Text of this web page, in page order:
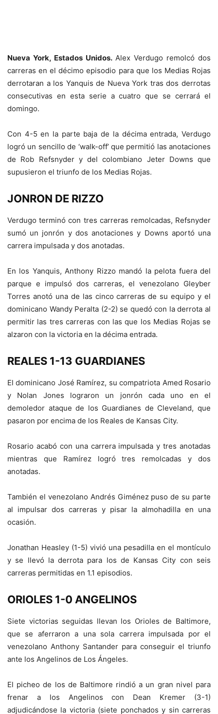
Nueva York, Estados Unidos. Alex Verdugo remolcó dos
carreras en el décimo episodio para que los Medias Rojas
derrotaran a los Yanquis de Nueva York tras dos derrotas
consecutivas en esta serie a cuatro que se cerrará el
domingo.
Con 4-5 en la parte baja de la décima entrada, Verdugo
logró un sencillo de ‘walk-off’ que permitió las anotaciones
de Rob Refsnyder y del colombiano Jeter Downs que
supusieron el triunfo de los Medias Rojas.
JONRON DE RIZZO
Verdugo terminó con tres carreras remolcadas, Refsnyder
sumó un jonrón y dos anotaciones y Downs aportó una
carrera impulsada y dos anotadas.
En los Yanquis, Anthony Rizzo mandó la pelota fuera del
parque e impulsó dos carreras, el venezolano Gleyber
Torres anotó una de las cinco carreras de su equipo y el
dominicano Wandy Peralta (2-2) se quedó con la derrota al
permitir las tres carreras con las que los Medias Rojas se
alzaron con la victoria en la décima entrada.
REALES 1-13 GUARDIANES
El dominicano José Ramírez, su compatriota Amed Rosario
y Nolan Jones lograron un jonrón cada uno en el
demoledor ataque de los Guardianes de Cleveland, que
pasaron por encima de los Reales de Kansas City.
Rosario acabó con una carrera impulsada y tres anotadas
mientras que Ramírez logró tres remolcadas y dos
anotadas.
También el venezolano Andrés Giménez puso de su parte
al impulsar dos carreras y pisar la almohadilla en una
ocasión.
Jonathan Heasley (1-5) vivió una pesadilla en el montículo
y se llevó la derrota para los de Kansas City con seis
carreras permitidas en 1.1 episodios.
ORIOLES 1-0 ANGELINOS
Siete victorias seguidas llevan los Orioles de Baltimore,
que se aferraron a una sola carrera impulsada por el
venezolano Anthony Santander para conseguir el triunfo
ante los Angelinos de Los Ángeles.
El picheo de los de Baltimore rindió a un gran nivel para
frenar a los Angelinos con Dean Kremer (3-1)
adjudicándose la victoria (siete ponchados y sin carreras